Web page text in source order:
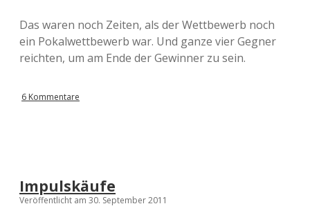
Das waren noch Zeiten, als der Wettbewerb noch
ein Pokalwettbewerb war. Und ganze vier Gegner
reichten, um am Ende der Gewinner zu sein.
6 Kommentare
Impulskäufe
Veröffentlicht am 30. September 2011